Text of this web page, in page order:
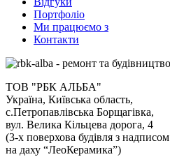
Портфоліо
Ми працюємо з
Контакти
ТОВ "РБК АЛЬБА"
Україна, Київська область,
с.Петропавлівська Борщагівка,
вул. Велика Кільцева дорога, 4
(3-х поверхова будівля з надписом
на даху “ЛеоКерамика”)